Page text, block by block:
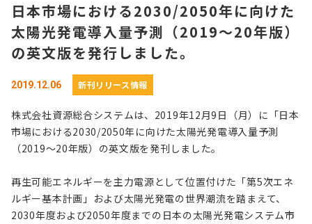
日本市場における2030/2050年に向けた
太陽光発電導入量予測（2019～20年版）
の英文版を発行しました。
2019.12.06 新刊リリース情報
株式会社資源総合システムは、2019年12月9日（月）に「日本
市場における2030/2050年に向けた太陽光発電導入量予測
（2019～20年版）の英文版を発刊しました。
再生可能エネルギーを主力電源として位置付けた「第5次エネ
ルギー基本計画」および太陽光発電の世界潮流を踏まえて、
2030年度および2050年度までの日本の太陽光発電システム市